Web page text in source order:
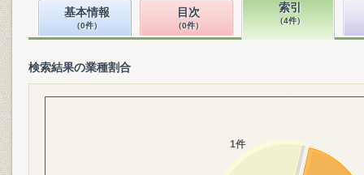
基本情報
（0件）
目次
（0件）
索引
（4件）
検索結果の業種割合